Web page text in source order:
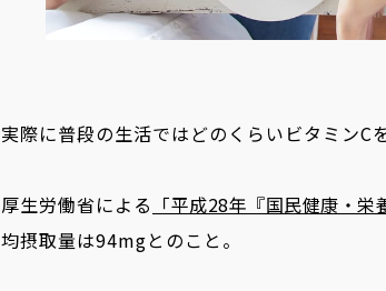
実際に普段の生活ではどのくらいビタミンC
厚生労働省による 「平成28年『国民健康・栄
均摂取量は94mgとのこと。